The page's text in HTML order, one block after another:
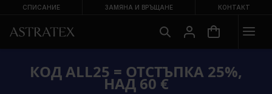
СПИСАНИЕ ЗАМЯНА И ВРЪЩАНЕ КОНТАКТ
КОД ALL25 = ОТСТЪПКА 25%,
НАД 60 €